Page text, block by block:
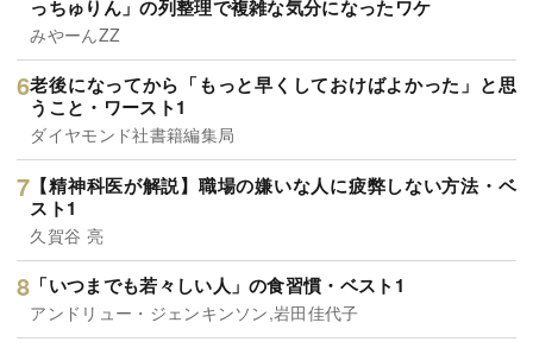
っちゅりん」の列整理で複雑な気分になったワケ
みやーんZZ
老後になってから「もっと早くしておけばよかった」と思
うこと・ワースト1
ダイヤモンド社書籍編集局
【精神科医が解説】職場の嫌いな人に疲弊しない方法・ベ
スト1
久賀谷 亮
「いつまでも若々しい人」の食習慣・ベスト1
アンドリュー・ジェンキンソン,岩田佳代子